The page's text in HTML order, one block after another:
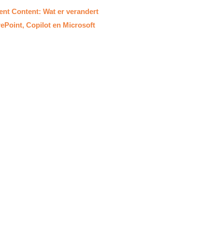
Content: Wat er verandert
Copilot en Microsoft